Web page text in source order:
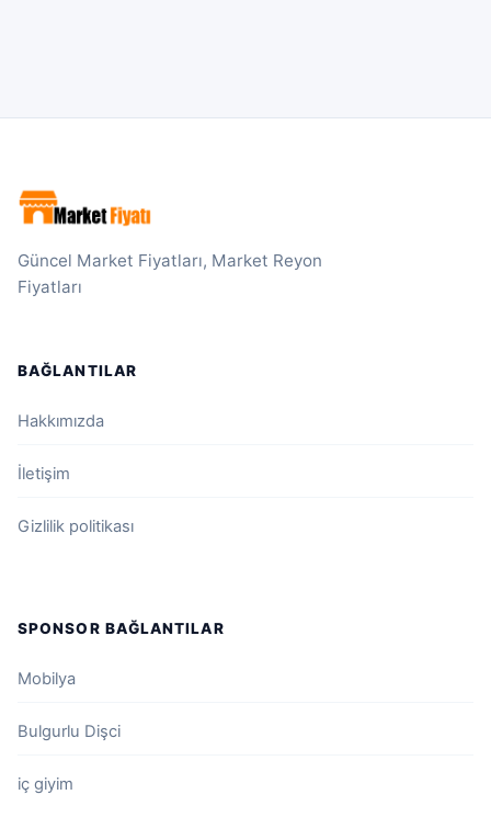
Güncel Market Fiyatları, Market Reyon
Fiyatları
BAĞLANTILAR
Hakkımızda
İletişim
Gizlilik politikası
SPONSOR BAĞLANTILAR
Mobilya
Bulgurlu Dişci
iç giyim